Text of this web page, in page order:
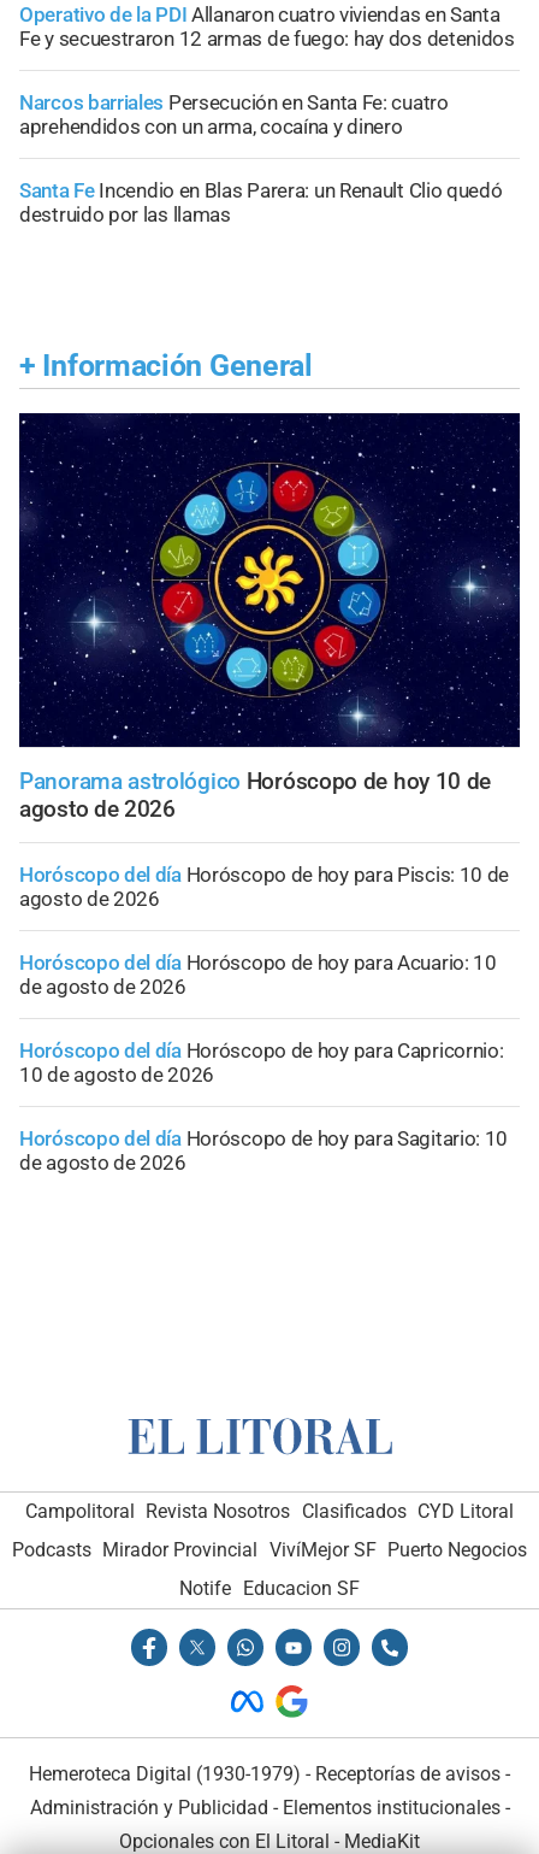
Operativo de la PDI Allanaron cuatro viviendas en Santa
Fe y secuestraron 12 armas de fuego: hay dos detenidos
Narcos barriales Persecución en Santa Fe: cuatro
aprehendidos con un arma, cocaína y dinero
Santa Fe Incendio en Blas Parera: un Renault Clio quedó
destruido por las llamas
+ Información General
Panorama astrológico Horóscopo de hoy 10 de
agosto de 2026
Horóscopo del día Horóscopo de hoy para Piscis: 10 de
agosto de 2026
Horóscopo del día Horóscopo de hoy para Acuario: 10
de agosto de 2026
Horóscopo del día Horóscopo de hoy para Capricornio:
10 de agosto de 2026
Horóscopo del día Horóscopo de hoy para Sagitario: 10
de agosto de 2026
Campolitoral Revista Nosotros Clasificados CYD Litoral
Podcasts Mirador Provincial VivíMejor SF Puerto Negocios
Notife
Educacion SF
Hemeroteca Digital (1930-1979) - Receptorías de avisos -
Administración y Publicidad - Elementos institucionales-
Opcionales con El Litoral - MediaKit